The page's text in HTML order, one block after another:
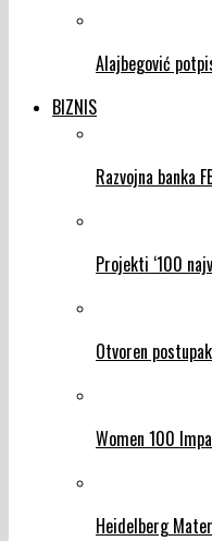
Alajbegović
BIZNIS
Razvojna banka
Projekti ‘100
Otvoren
Women 100
Heidelberg